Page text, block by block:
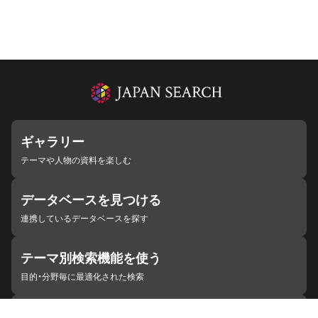
ギャラリー
テーマや人物の資料を楽しむ
データベースを見つける
連携しているデータベースを探す
テーマ別検索機能を使う
目的・分野毎に最適化された検索